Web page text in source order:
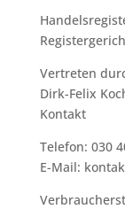
Vertreten
Dirk-Felix
Kontakt
Telefon: 030
E-Mail: